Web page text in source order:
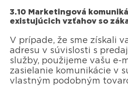
3.10 Marketingová
existujúcich vzťahov so
V prípade, že sme získali
adresu v súvislosti s
služby, použijeme vašu e-
zasielanie komunikácie v
vlastným podobným